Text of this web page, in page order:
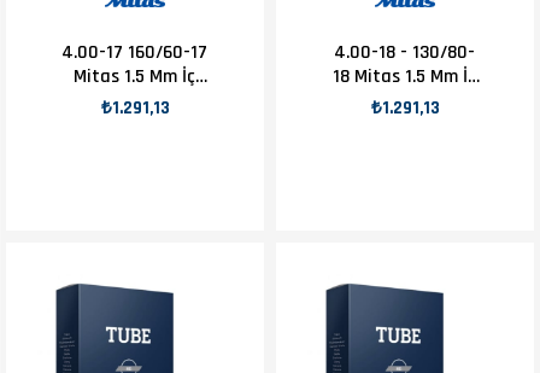
4.00-17 160/60-17
Mitas 1.5 Mm İç
Lastik
₺1.291,13
4.00-18 - 130/80-
18 Mitas 1.5 Mm İç
Lastik
₺1.291,13